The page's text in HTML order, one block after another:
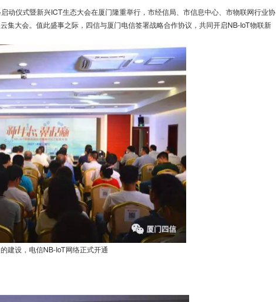
动仪式暨新兴ICT生态大会在厦门隆重举行，市经信局、市信息中心、市物联网行业协
集大会。值此盛事之际，四信与厦门电信签署战略合作协议，共同开启NB-IoT物联新
建设，电信NB-IoT网络正式开通